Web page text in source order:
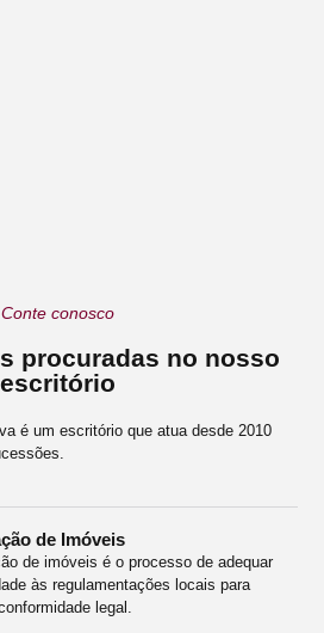
Conte conosco
procuradas no nosso
escritório
é um escritório que atua desde 2010
de Imóveis
de imóveis é o processo de adequar
às regulamentações locais para
legal.